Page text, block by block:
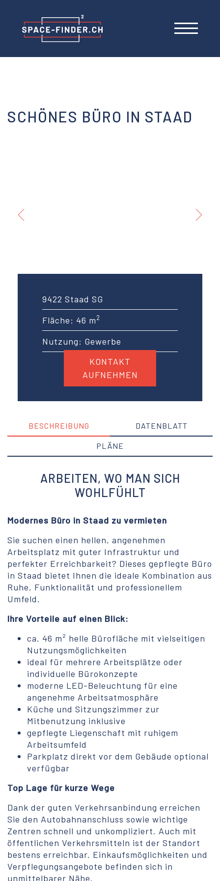
SCHÖNES BÜRO IN STAAD
9422 Staad SG
Fläche: 46 m2
Nutzung: Gewerbe
KONTAKT
AUFNEHMEN
BESCHREIBUNG DATENBLATT
PLÄNE
ARBEITEN, WO MAN SICH
WOHLFÜHLT
Modernes Büro in Staad zu vermieten
Sie suchen einen hellen, angenehmen
Arbeitsplatz mit guter Infrastruktur und
perfekter Erreichbarkeit? Dieses gepflegte Büro
in Staad bietet Ihnen die ideale Kombination aus
Ruhe, Funktionalität und professionellem
Umfeld.
Ihre Vorteile auf einen Blick:
ca. 46 m² helle Bürofläche mit vielseitigen
Nutzungsmöglichkeiten
ideal für mehrere Arbeitsplätze oder
individuelle Bürokonzepte
moderne LED-Beleuchtung für eine
angenehme Arbeitsatmosphäre
Küche und Sitzungszimmer zur
Mitbenutzung inklusive
gepflegte Liegenschaft mit ruhigem
Arbeitsumfeld
Parkplatz direkt vor dem Gebäude optional
verfügbar
Top Lage für kurze Wege
Dank der guten Verkehrsanbindung erreichen
Sie den Autobahnanschluss sowie wichtige
Zentren schnell und unkompliziert. Auch mit
öffentlichen Verkehrsmitteln ist der Standort
bestens erreichbar. Einkaufsmöglichkeiten und
Verpflegungsangebote befinden sich in
unmittelbarer Nähe.